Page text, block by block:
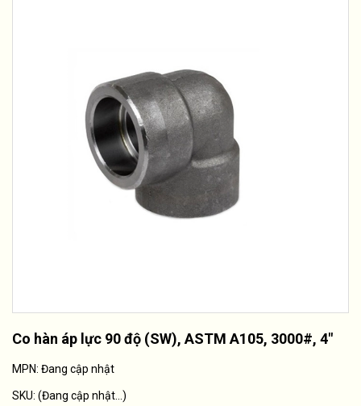
Co hàn áp lực 90 độ (SW), ASTM A105, 3000#, 4"
MPN: Đang cập nhật
SKU: (Đang cập nhật...)